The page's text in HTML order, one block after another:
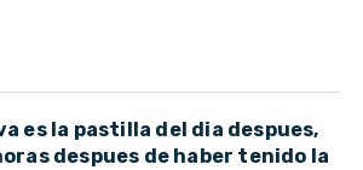
es la pastilla del dia despues,
despues de haber tenido la